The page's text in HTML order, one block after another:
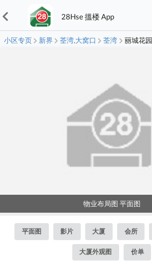
28Hse 搵楼 App
小区专页 新界 荃湾,大窝口 荃湾 丽城花园
物业布局图 平面图
平面图 影片 大厦 会所
大厦外观图 价单